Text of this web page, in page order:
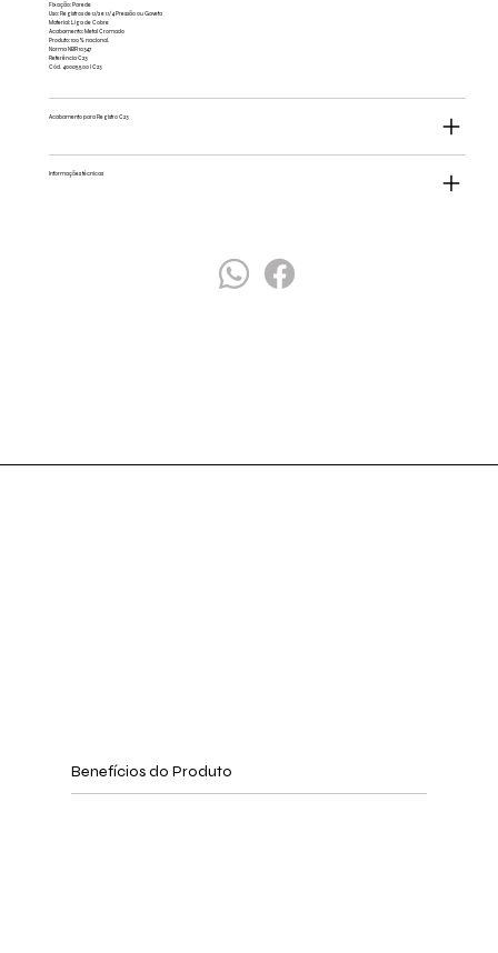
Fixação: Parede
Uso: Registros de 1.1/2 e 1.1/4 Pressão ou Gaveta
Material: Liga de Cobre
Acabamento: Metal Cromado
Produto: 100% nacional.
Norma NBR 10347
Referência C23
Cód. 40005500 I C23
Acabamento para Registro C23
Informações técnicas
Benefícios do Produto